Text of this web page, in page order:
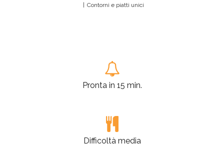
Contorni e piatti unici
Pronta in 15 min.
Difficoltà media